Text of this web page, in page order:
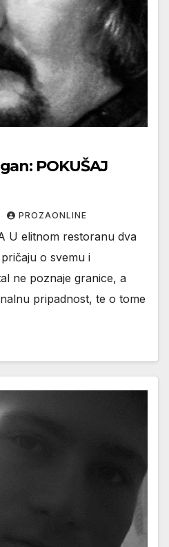
POKUŠAJ
PROZAONLINE
U elitnom restoranu dva
o svemu i
ne poznaje granice, a
pripadnost, te o tome